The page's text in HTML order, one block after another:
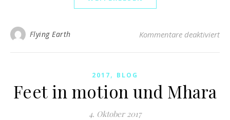
Flying Earth Kommentare deaktiviert
2017, BLOG
Feet in motion und Mhara
4. Oktober 2017